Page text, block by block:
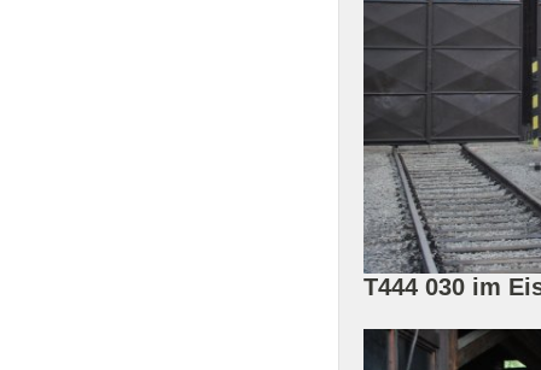
T444 030 im